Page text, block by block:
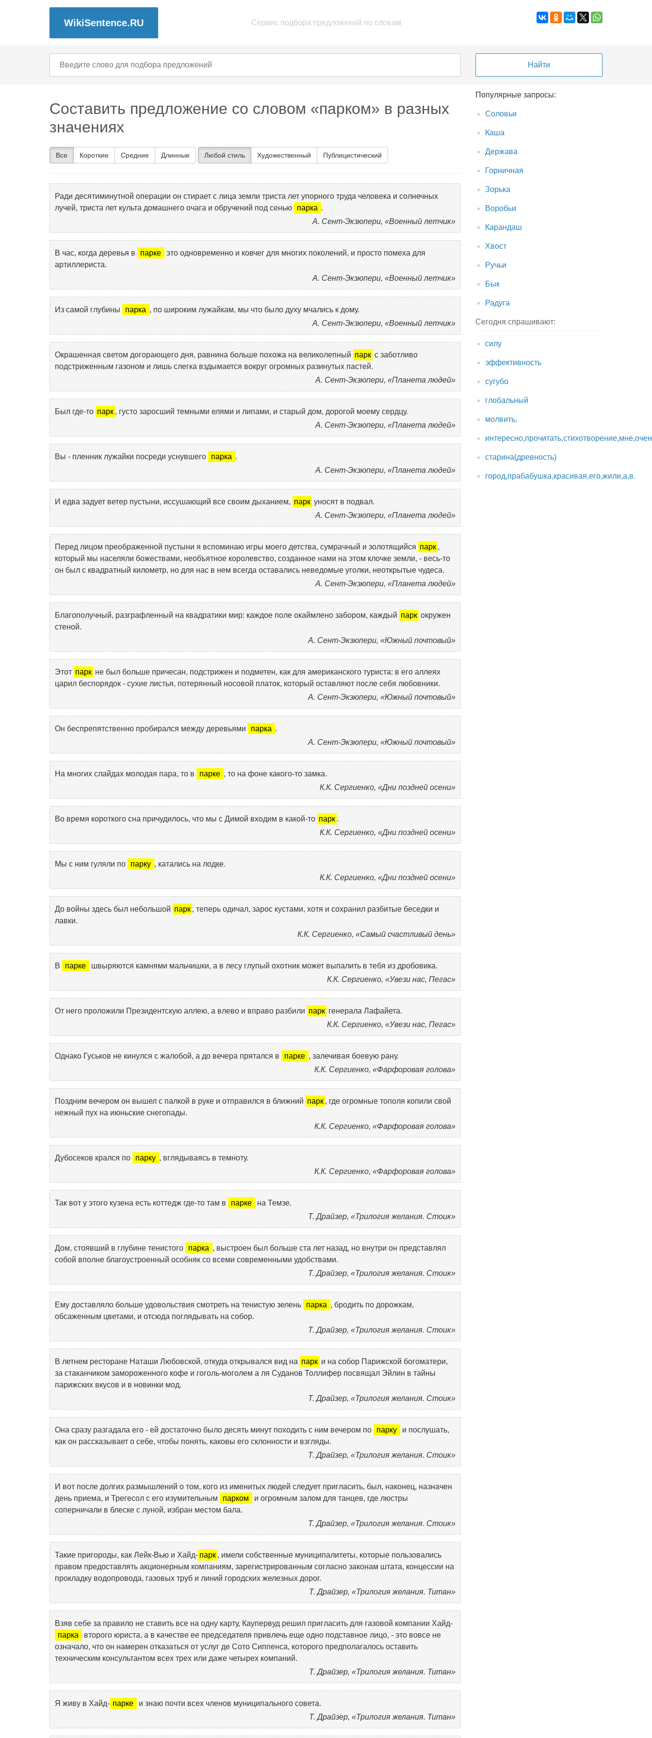
WikiSentence.RU Сервис подбора предложений по словам
Составить предложение со словом «парком» в разных
значениях
Все Короткие Средние Длинные Любой стиль Художественный Публицистический
Ради десятиминутной операции он стирает с лица земли триста лет упорного труда человека и солнечных
лучей, триста лет культа домашнего очага и обручений под сенью
парка .
А. Сент-Экзюпери, «Военный летчик»
В час, когда деревья в парке
это одновременно и ковчег для многих поколений, и просто помеха для
артиллериста.
А. Сент-Экзюпери, «Военный летчик»
Из самой глубины парка , по широким лужайкам, мы что было духу мчались к дому.
А. Сент-Экзюпери, «Военный летчик»
Окрашенная светом догорающего дня, равнина больше похожа на великолепный парк с заботливо
подстриженным газоном и лишь слегка вздымается вокруг огромных разинутых пастей.
А. Сент-Экзюпери, «Планета людей»
Был где-то парк , густо заросший темными елями и липами, и старый дом, дорогой моему сердцу.
А. Сент-Экзюпери, «Планета людей»
Вы - пленник лужайки посреди уснувшего парка .
А. Сент-Экзюпери, «Планета людей»
И едва задует ветер пустыни, иссушающий все своим дыханием, парк уносят в подвал.
А. Сент-Экзюпери, «Планета людей»
Перед лицом преображенной пустыни я вспоминаю игры моего детства, сумрачный и золотящийся парк ,
который мы населяли божествами, необъятное королевство, созданное нами на этом клочке земли, - весь-то
он был с квадратный километр, но для нас в нем всегда оставались неведомые уголки, неоткрытые чудеса.
А. Сент-Экзюпери, «Планета людей»
Благополучный, разграфленный на квадратики мир: каждое поле окаймлено забором, каждый парк окружен
стеной.
А. Сент-Экзюпери, «Южный почтовый»
Этот парк не был больше причесан, подстрижен и подметен, как для американского туриста: в его аллеях
царил беспорядок - сухие листья, потерянный носовой платок, который оставляют после себя любовники.
А. Сент-Экзюпери, «Южный почтовый»
Он беспрепятственно пробирался между деревьями парка .
А. Сент-Экзюпери, «Южный почтовый»
На многих слайдах молодая пара, то в парке , то на фоне какого-то замка.
К.К. Сергиенко, «Дни поздней осени»
Во время короткого сна причудилось, что мы с Димой входим в какой-то парк .
К.К. Сергиенко, «Дни поздней осени»
Мы с ним гуляли по парку , катались на лодке.
К.К. Сергиенко, «Дни поздней осени»
До войны здесь был небольшой парк , теперь одичал, зарос кустами, хотя и сохранил разбитые беседки и
лавки.
К.К. Сергиенко, «Самый счастливый день»
В парке
швыряются камнями мальчишки, а в лесу глупый охотник может выпалить в тебя из дробовика.
К.К. Сергиенко, «Увези нас, Пегас»
От него проложили Президентскую аллею, а влево и вправо разбили парк генерала Лафайета.
К.К. Сергиенко, «Увези нас, Пегас»
Однако Гуськов не кинулся с жалобой, а до вечера прятался в парке , залечивая боевую рану.
К.К. Сергиенко, «Фарфоровая голова»
Поздним вечером он вышел с палкой в руке и отправился в ближний парк , где огромные тополя копили свой
нежный пух на июньские снегопады.
К.К. Сергиенко, «Фарфоровая голова»
Дубосеков крался по парку , вглядываясь в темноту.
К.К. Сергиенко, «Фарфоровая голова»
Так вот у этого кузена есть коттедж где-то там в парке
на Темзе.
Т. Драйзер, «Трилогия желания. Стоик»
Дом, стоявший в глубине тенистого парка , выстроен был больше ста лет назад, но внутри он представлял
собой вполне благоустроенный особняк со всеми современными удобствами.
Т. Драйзер, «Трилогия желания. Стоик»
Ему доставляло больше удовольствия смотреть на тенистую зелень парка , бродить по дорожкам,
обсаженным цветами, и отсюда поглядывать на собор.
Т. Драйзер, «Трилогия желания. Стоик»
В летнем ресторане Наташи Любовской, откуда открывался вид на парк и на собор Парижской богоматери,
за стаканчиком замороженного кофе и гоголь-моголем а ля Суданов Толлифер посвящал Эйлин в тайны
парижских вкусов и в новинки мод.
Т. Драйзер, «Трилогия желания. Стоик»
Она сразу разгадала его - ей достаточно было десять минут походить с ним вечером по парку
и послушать,
как он рассказывает о себе, чтобы понять, каковы его склонности и взгляды.
Т. Драйзер, «Трилогия желания. Стоик»
И вот после долгих размышлений о том, кого из именитых людей следует пригласить, был, наконец, назначен
день приема, и Трегесол с его изумительным
парком
и огромным залом для танцев, где люстры
соперничали в блеске с луной, избран местом бала.
Т. Драйзер, «Трилогия желания. Стоик»
Такие пригороды, как Лейк-Вью и Хайд- парк , имели собственные муниципалитеты, которые пользовались
правом предоставлять акционерным компаниям, зарегистрированным согласно законам штата, концессии на
прокладку водопровода, газовых труб и линий городских железных дорог.
Т. Драйзер, «Трилогия желания. Титан»
Взяв себе за правило не ставить все на одну карту, Каупервуд решил пригласить для газовой компании Хайд-
парка
второго юриста, а в качестве ее председателя привлечь еще одно подставное лицо, - это вовсе не
означало, что он намерен отказаться от услуг де Сото Сиппенса, которого предполагалось оставить
техническим консультантом всех трех или даже четырех компаний.
Т. Драйзер, «Трилогия желания. Титан»
Я живу в Хайд- парке
и знаю почти всех членов муниципального совета.
Т. Драйзер, «Трилогия желания. Титан»
Популярные запросы:
Соловьи
Каша
Держава
Горничная
Зорька
Воробьи
Карандаш
Хвост
Ручьи
Бык
Радуга
Сегодня спрашивают:
силу
эффективность
сугубо
глобальный
молвить,
старина(древность)
город,прабабушка,красивая,его,жили,а,в.